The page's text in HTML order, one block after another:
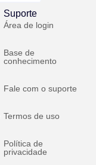
Suporte
Área de login
Base de
conhecimento
Fale com o suporte
Termos de uso
Política de
privacidade